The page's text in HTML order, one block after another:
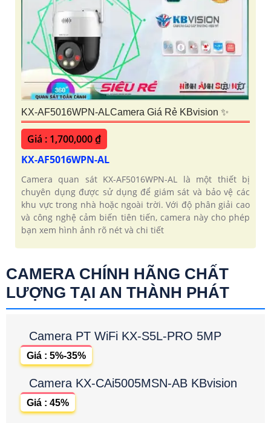
KX-AF5016WPN-ALCamera Giá Rẻ KBvision ✨
Giá : 1,700,000 ₫
KX-AF5016WPN-AL
Camera quan sát KX-AF5016WPN-AL là một thiết bị
chuyên dụng được sử dụng để giám sát và bảo vệ các
khu vực trong nhà hoặc ngoài trời. Với độ phân giải cao
và công nghệ cảm biến tiên tiến, camera này cho phép
bạn xem hình ảnh rõ nét và chi tiết
CAMERA CHÍNH HÃNG CHẤT
LƯỢNG TẠI AN THÀNH PHÁT
Camera PT WiFi KX-S5L-PRO 5MP
Giá : 5%-35%
Camera KX-CAi5005MSN-AB KBvision
Giá : 45%